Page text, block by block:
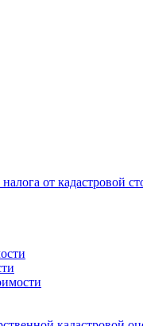
от кадастровой